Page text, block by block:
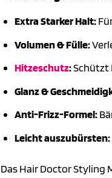
Extra Starker Halt:
Volumen & Fülle:
Hitzeschutz:Schützt
Glanz &
Anti-Frizz-Formel:
Leicht auszubürsten:
Das Hair Doctor Styling